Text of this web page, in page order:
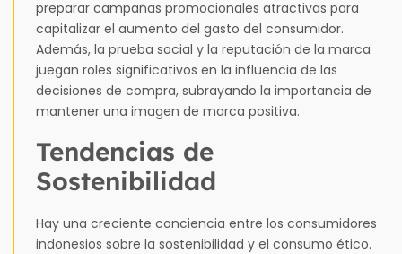
preparar campañas promocionales atractivas para
capitalizar el aumento del gasto del consumidor.
Además, la prueba social y la reputación de la marca
juegan roles significativos en la influencia de las
decisiones de compra, subrayando la importancia de
mantener una imagen de marca positiva.
Tendencias de
Sostenibilidad
Hay una creciente conciencia entre los consumidores
indonesios sobre la sostenibilidad y el consumo ético.